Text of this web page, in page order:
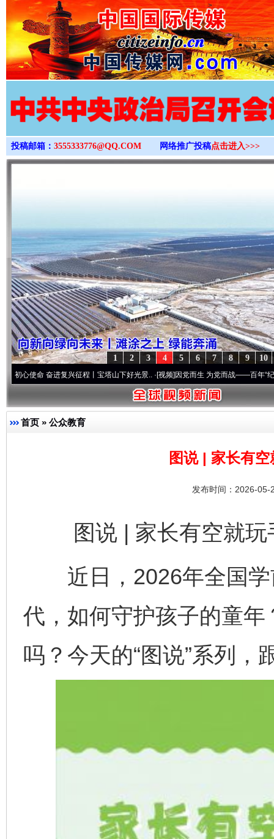
>
投稿邮箱： 3555333776@QQ.COM 网络推广投稿点击进入>>>
10
9
8
7
6
5
4
3
2
1
复兴征程丨宝塔山下好光景.. ·[视频]因党而生 为党而战——百年“纪”事⑧加强纪律..
首页 » 公众教育
图说 | 家长有
发布时间：2026-
图说 | 家长有空就玩
近日，2026年全国学
代，如何守护孩子的童
吗？今天的“图说”系列